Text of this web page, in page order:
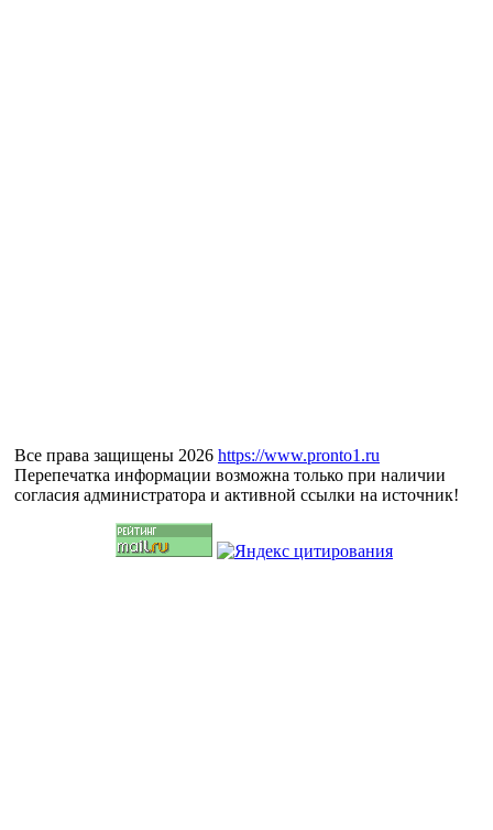
Все права защищены 2026 https://www.pronto1.ru
Перепечатка информации возможна только при наличии
согласия администратора и активной ссылки на источник!